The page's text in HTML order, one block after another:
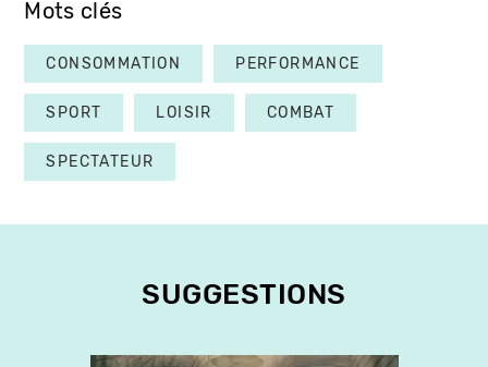
Mots clés
CONSOMMATION PERFORMANCE
SPORT LOISIR COMBAT
SPECTATEUR
SUGGESTIONS